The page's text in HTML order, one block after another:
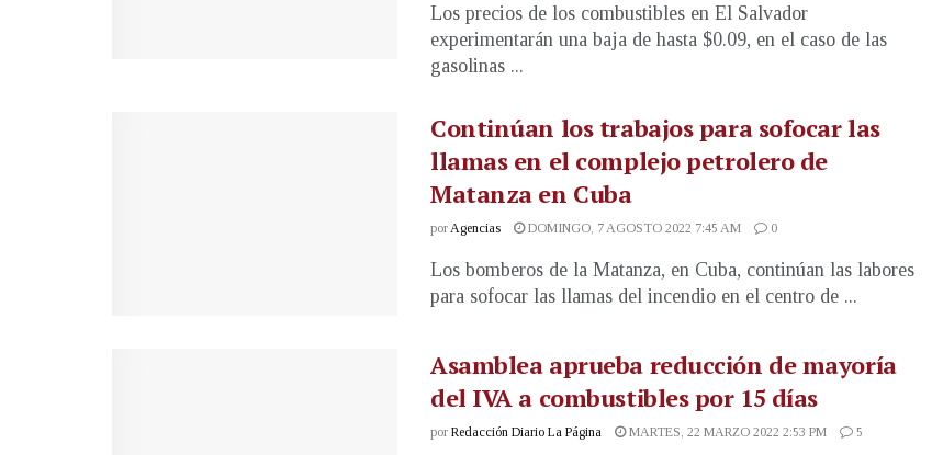
Los precios de los combustibles en El Salvador
experimentarán una baja de hasta $0.09, en el caso de las
gasolinas ...
Continúan los trabajos para sofocar las
llamas en el complejo petrolero de
Matanza en Cuba
por Agencias DOMINGO, 7 AGOSTO 2022 7:45 AM 0
Los bomberos de la Matanza, en Cuba, continúan las labores
para sofocar las llamas del incendio en el centro de ...
Asamblea aprueba reducción de mayoría
del IVA a combustibles por 15 días
por Redacción Diario La Página MARTES, 22 MARZO 2022 2:53 PM 5